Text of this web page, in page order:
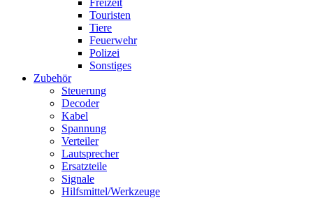
Freizeit
Touristen
Tiere
Feuerwehr
Polizei
Sonstiges
Zubehör
Steuerung
Decoder
Kabel
Spannung
Verteiler
Lautsprecher
Ersatzteile
Signale
Hilfsmittel/Werkzeuge